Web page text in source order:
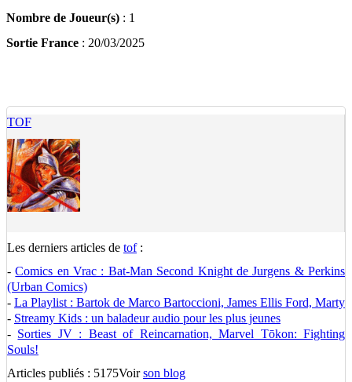
Nombre de Joueur(s) : 1
Sortie France : 20/03/2025
TOF
Les derniers articles de tof:
-Comics en Vrac : Bat-Man Second Knight de Jurgens & Perkins
(Urban Comics)
- La Playlist : Bartok de Marco Bartoccioni, James Ellis Ford, Marty
- Streamy Kids : un baladeur audio pour les plus jeunes
- Sorties JV : Beast of Reincarnation, Marvel Tōkon: Fighting
Souls!
Articles publiés : 5175Voirson blog